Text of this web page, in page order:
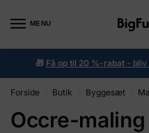
MENU
🎁 Få op til 20 %-rabat -
Forside Butik Byggesæt
Occre-maling